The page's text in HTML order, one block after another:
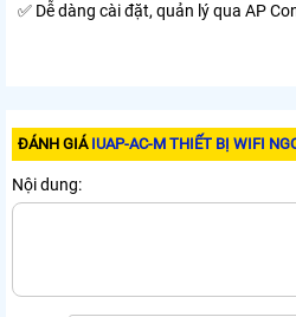
✅ Dễ dàng cài đặt, quản lý qua AP
ĐÁNH GIÁ IUAP-AC-M THIẾT BỊ WIFI
Nội dung: